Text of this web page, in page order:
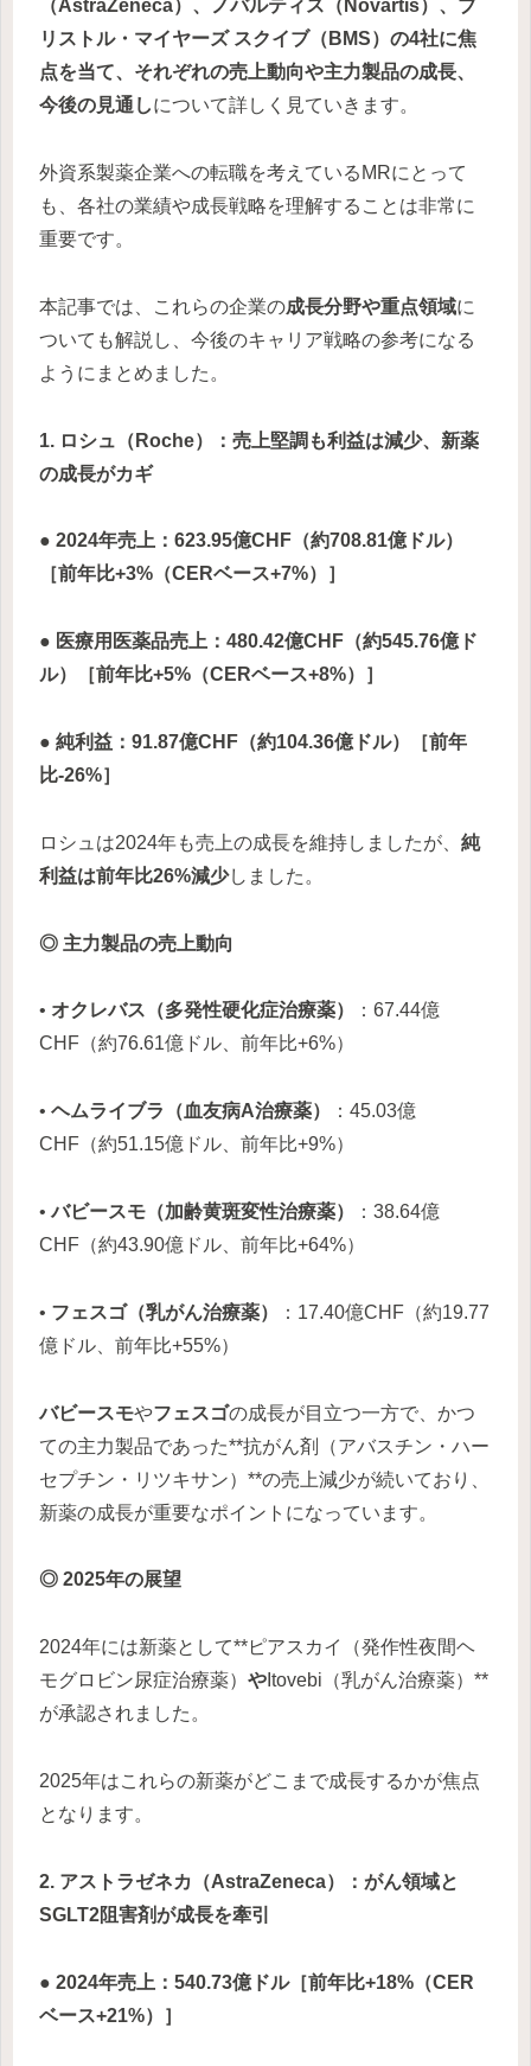
（AstraZeneca）、ノバルティス（Novartis）、ブ
リストル・マイヤーズ スクイブ（BMS）の4社に焦
点を当て、それぞれの売上動向や主力製品の成長、
今後の見通しについて詳しく見ていきます。
外資系製薬企業への転職を考えているMRにとって
も、各社の業績や成長戦略を理解することは非常に
重要です。
本記事では、これらの企業の成長分野や重点領域に
ついても解説し、今後のキャリア戦略の参考になる
ようにまとめました。
1. ロシュ（Roche）：売上堅調も利益は減少、新薬
の成長がカギ
● 2024年売上：623.95億CHF（約708.81億ドル）
［前年比+3%（CERベース+7%）］
● 医療用医薬品売上：480.42億CHF（約545.76億ド
ル）［前年比+5%（CERベース+8%）］
● 純利益：91.87億CHF（約104.36億ドル）［前年
比-26%］
ロシュは2024年も売上の成長を維持しましたが、 純
利益は前年比26%減少しました。
◎ 主力製品の売上動向
• オクレバス（多発性硬化症治療薬）
：67.44億
CHF（約76.61億ドル、前年比+6%）
• ヘムライブラ（血友病A治療薬）
：45.03億
CHF（約51.15億ドル、前年比+9%）
•バビースモ（加齢黄斑変性治療薬）
：38.64億
CHF（約43.90億ドル、前年比+64%）
• フェスゴ（乳がん治療薬）
：17.40億CHF（約19.77
億ドル、前年比+55%）
バビースモやフェスゴの成長が目立つ一方で、かつ
ての主力製品であった**抗がん剤（アバスチン・ハー
セプチン・リツキサン）**の売上減少が続いており、
新薬の成長が重要なポイントになっています。
◎ 2025年の展望
2024年には新薬として**ピアスカイ（発作性夜間ヘ
モグロビン尿症治療薬） や Itovebi（乳がん治療薬）**
が承認されました。
2025年はこれらの新薬がどこまで成長するかが焦点
となります。
2. アストラゼネカ（AstraZeneca）：がん領域と
SGLT2阻害剤が成長を牽引
● 2024年売上：540.73億ドル［前年比+18%（CER
ベース+21%）］